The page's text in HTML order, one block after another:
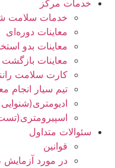
خدمات مرکز
خدمات سلامت
معاینات دوره‌ای
معاینات بدو
معاینات بازگشت
کارت سلامت
تیم سیار انجام
سئوالات متداول
قوانین
در مورد آزمایش